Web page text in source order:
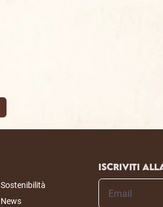
Sostenibilità
News
Iscriviti